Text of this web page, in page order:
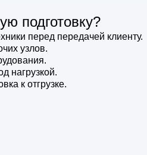
подготовку?
перед передачей клиенту.
узлов.
нагрузкой.
к отгрузке.